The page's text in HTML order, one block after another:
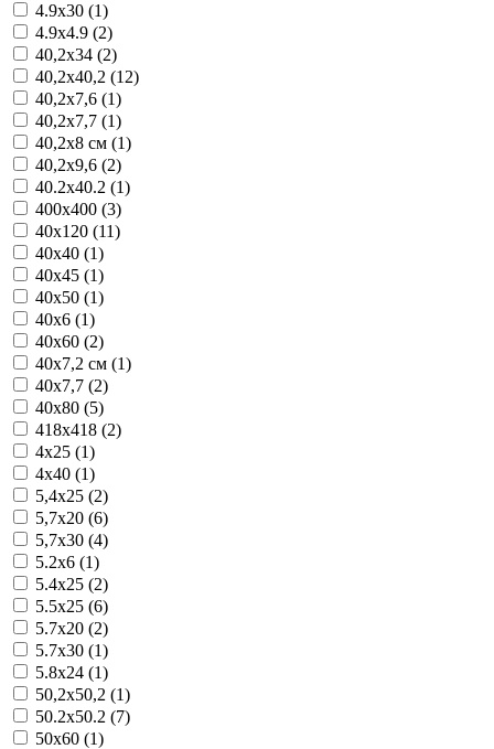
4.9x30 (1)
4.9x4.9 (2)
40,2x34 (2)
40,2x40,2 (12)
40,2x7,6 (1)
40,2x7,7 (1)
40,2x8 см (1)
40,2x9,6 (2)
40.2x40.2 (1)
400x400 (3)
40x120 (11)
40x40 (1)
40x45 (1)
40x50 (1)
40x6 (1)
40x60 (2)
40x7,2 см (1)
40x7,7 (2)
40x80 (5)
418x418 (2)
4x25 (1)
4x40 (1)
5,4x25 (2)
5,7x20 (6)
5,7x30 (4)
5.2x6 (1)
5.4x25 (2)
5.5x25 (6)
5.7x20 (2)
5.7x30 (1)
5.8x24 (1)
50,2x50,2 (1)
50.2x50.2 (7)
50x60 (1)